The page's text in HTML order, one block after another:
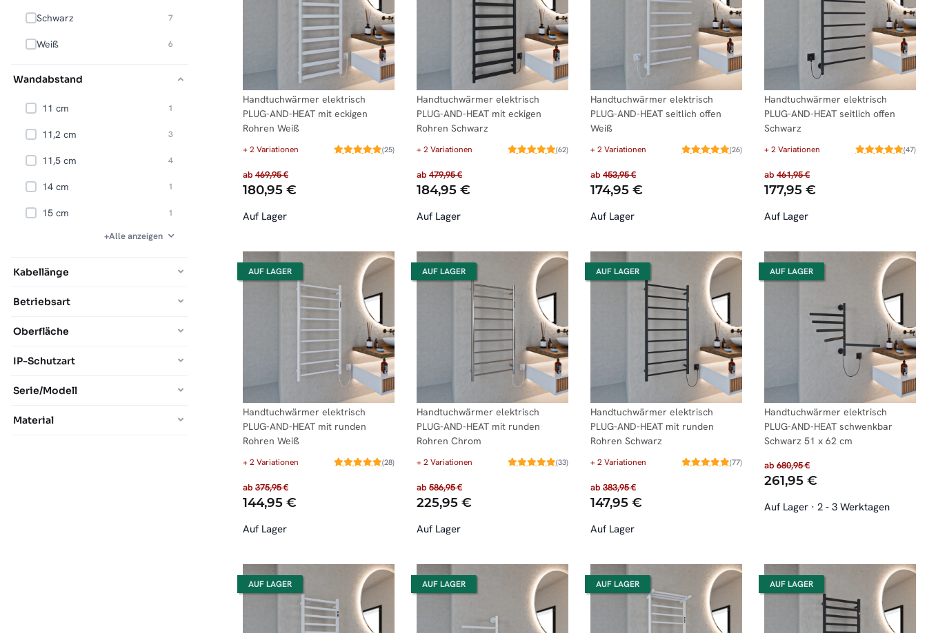
Handtuchwärmer elektrisch
PLUG-AND-HEAT mit eckigen
Rohren Weiß
+ 2 Variationen (25)
ab 469,95 €
180,95 €
Auf Lager
Handtuchwärmer elektrisch
PLUG-AND-HEAT mit eckigen
Rohren Schwarz
+ 2 Variationen (62)
ab 479,95 €
184,95 €
Auf Lager
Handtuchwärmer elektrisch
PLUG-AND-HEAT seitlich offen
Weiß
+ 2 Variationen (26)
ab 453,95 €
174,95 €
Auf Lager
Handtuchwärmer elektrisch
PLUG-AND-HEAT seitlich offen
Schwarz
+ 2 Variationen (47)
ab 461,95 €
177,95 €
Auf Lager
AUF LAGER
Handtuchwärmer elektrisch
PLUG-AND-HEAT mit runden
Rohren Weiß
+ 2 Variationen (28)
ab 375,95 €
144,95 €
Auf Lager
AUF LAGER
Handtuchwärmer elektrisch
PLUG-AND-HEAT mit runden
Rohren Chrom
+ 2 Variationen (33)
ab 586,95 €
225,95 €
Auf Lager
AUF LAGER
Handtuchwärmer elektrisch
PLUG-AND-HEAT mit runden
Rohren Schwarz
+ 2 Variationen (77)
ab 383,95 €
147,95 €
Auf Lager
AUF LAGER
Handtuchwärmer elektrisch
PLUG-AND-HEAT schwenkbar
Schwarz 51 x 62 cm
ab 680,95 €
261,95 €
Auf Lager · 2 - 3 Werktagen
AUF LAGER AUF LAGER AUF LAGER AUF LAGER
Schwarz 7Artikel gefunden
Weiß 6
Wandabstand
11 cm 1
11,2 cm 3Artikel gefunden
11,5 cm 4Artikel gefunden
14 cm 1
15 cm 1
Alle anzeigen
Kabellänge
Betriebsart
Oberfläche
IP-Schutzart
Serie/Modell
Material